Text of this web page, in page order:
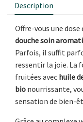
Description
Offre-vous une
douche soin
Parfois, il suffit
ressentir la joie. La
fruitées avec huile
bio nourrissante,
sensation de bien-